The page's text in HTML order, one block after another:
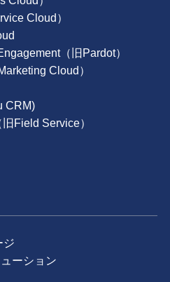
Cloud）
（旧Pardot）
Cloud）
CRM)
Field Service）
ジ
ーション